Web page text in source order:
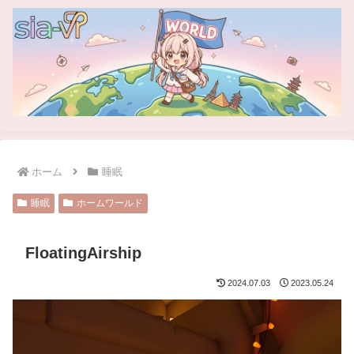
ホーム 睡眠
睡眠 ホームワールド
FloatingAirship
2024.07.03 2023.05.24